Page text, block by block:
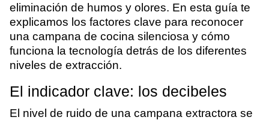
eliminación de humos y olores. En esta guía te
explicamos los factores clave para reconocer
una campana de cocina silenciosa y cómo
funciona la tecnología detrás de los diferentes
niveles de extracción.
El indicador clave: los decibeles
El nivel de ruido de una campana extractora se